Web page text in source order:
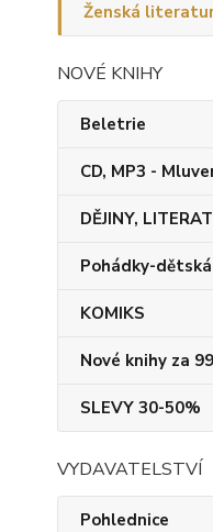
Ženská
NOVÉ KNIHY
Beletrie
CD, MP3 -
DĚJINY,
Pohádky-
KOMIKS
Nové knihy za
SLEVY 30-50%
VYDAVATELSTVÍ
Pohlednice